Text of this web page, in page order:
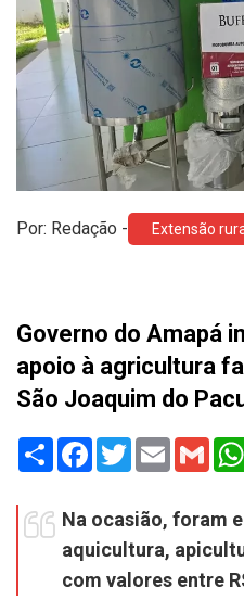
Por: Redação - Extensão
Governo do Amapá
apoio à agricultura
São Joaquim do
Share Facebook
TwitterEmail
Na ocasião, foram
aquicultura,
com valores entre